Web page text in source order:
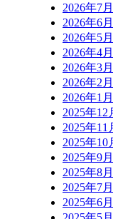
2026年7
2026年6
2026年5
2026年4
2026年3
2026年2
2026年1
2025年12
2025年11
2025年10
2025年9
2025年8
2025年7
2025年6